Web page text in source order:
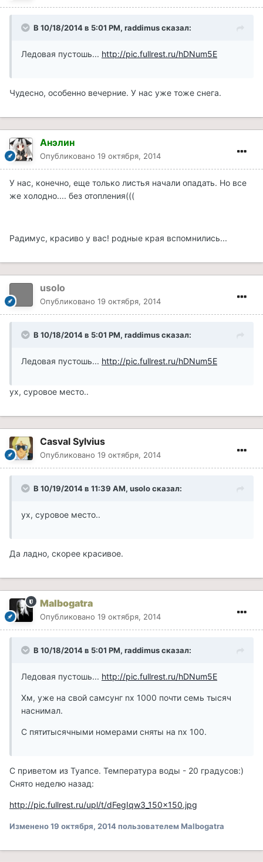
В 10/18/2014 в 5:01 PM, raddimus сказал:
Ледовая пустошь... http://pic.fullrest.ru/hDNum5E
Чудесно, особенно вечерние. У нас уже тоже снега.
Анэлин
Опубликовано 19 октября, 2014
У нас, конечно, еще только листья начали опадать. Но все
же холодно.... без отопления(((
Радимус, красиво у вас! родные края вспомнились...
usolo
Опубликовано 19 октября, 2014
В 10/18/2014 в 5:01 PM, raddimus сказал:
Ледовая пустошь... http://pic.fullrest.ru/hDNum5E
ух, суровое место..
Casval Sylvius
Опубликовано 19 октября, 2014
В 10/19/2014 в 11:39 AM, usolo сказал:
ух, суровое место..
Да ладно, скорее красивое.
Malbogatra
Опубликовано 19 октября, 2014
В 10/18/2014 в 5:01 PM, raddimus сказал:
Ледовая пустошь... http://pic.fullrest.ru/hDNum5E
Хм, уже на свой самсунг nx 1000 почти семь тысяч
наснимал.
С пятитысячными номерами сняты на nx 100.
С приветом из Туапсе. Температура воды - 20 градусов:)
Снято неделю назад:
http://pic.fullrest.ru/upl/t/dFegIqw3_150x150.jpg
Изменено19 октября, 2014пользователем Malbogatra